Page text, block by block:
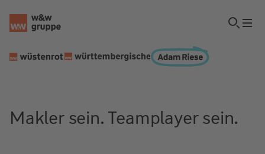
Makler sein. Teamplayer sein.